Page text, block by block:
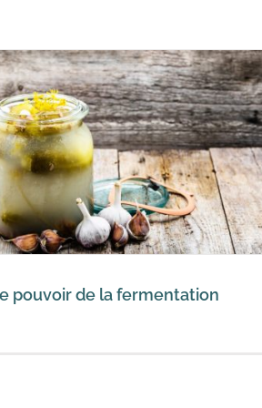
pouvoir de la fermentation
Fermentation ?
fermentée pasteurisée a-t-
un sens ?
Résistance et Covid-19